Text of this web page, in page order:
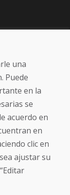
una
Puede
en la
se
acuerdo en
en
clic en
ajustar su